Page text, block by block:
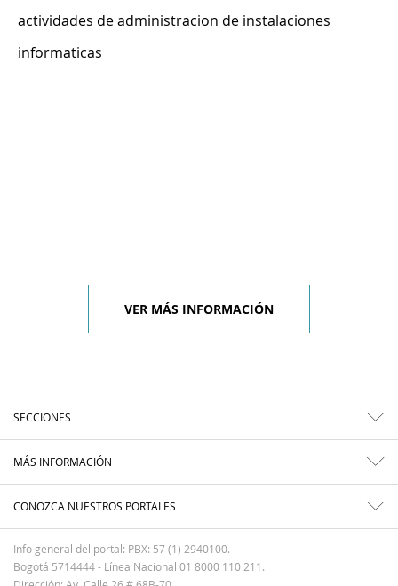
actividades de administracion de instalaciones
informaticas
VER MÁS INFORMACIÓN
SECCIONES
MÁS INFORMACIÓN
CONOZCA NUESTROS PORTALES
Info general del portal: PBX: 57 (1) 2940100.
Bogotá 5714444 - Línea Nacional 01 8000 110 211.